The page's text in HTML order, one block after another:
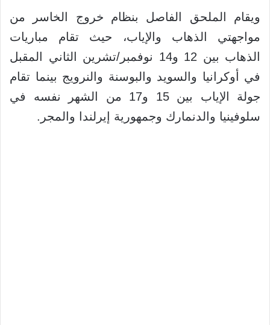
ويقام الملحق الفاصل بنظام خروج الخاسر من
مواجهتي الذهاب والإياب، حيث تقام مباريات
الذهاب بين 12 و14 نوفمبر/تشرين الثاني المقبل
في أوكرانيا والسويد والبوسنة والنرويج بينما تقام
جولة الإياب بين 15 و17 من الشهر نفسه في
سلوفينيا والدنمارك وجمهورية إيرلندا والمجر.